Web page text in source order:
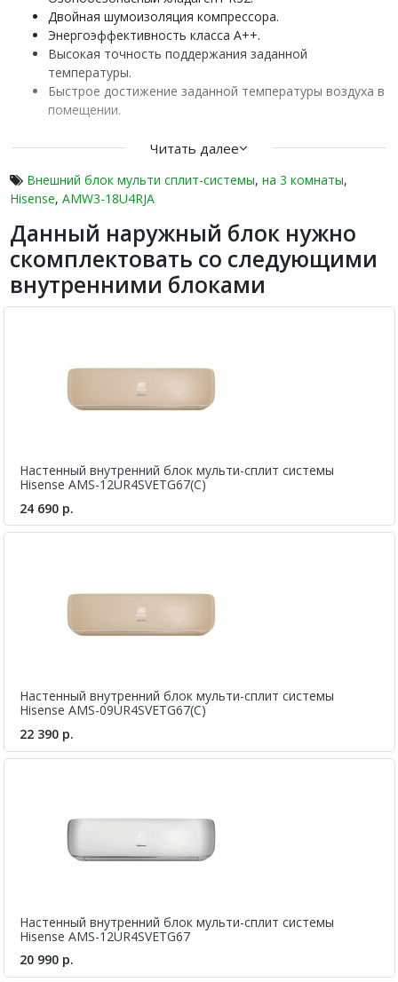
Двойная шумоизоляция компрессора.
Энергоэффективность класса А++.
Высокая точность поддержания заданной
температуры.
Быстрое достижение заданной температуры воздуха в
помещении.
Наружные блоки мульти сплит-систем FREE MATCH DC
Inverter R32 от китайской компании Hisense – это
высокотехнологичные модели, разработанные специально
небольшие, но мощные устройства с современным
долговечным компрессором и озонобезопасным фреоном.
Читать далее
Внешний блок мульти сплит-системы, на 3 комнаты,
Hisense, AMW3-18U4RJA
Данный наружный блок нужно
скомплектовать со следующими
внутренними блоками
Настенный внутренний блок мульти-сплит системы
Hisense AMS-12UR4SVETG67(C)
24 690 р.
Настенный внутренний блок мульти-сплит системы
Hisense AMS-09UR4SVETG67(C)
22 390 р.
Настенный внутренний блок мульти-сплит системы
Hisense AMS-12UR4SVETG67
20 990 р.